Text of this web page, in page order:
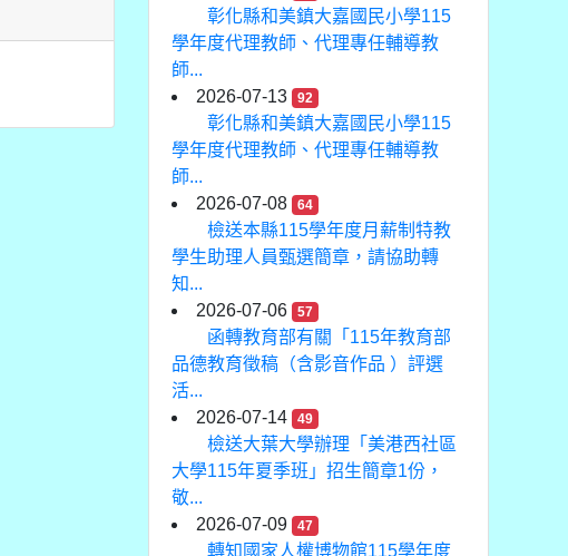
彰化縣和美鎮大嘉國民小學115
學年度代理教師、代理專任輔導教
師...
2026-07-13
92
彰化縣和美鎮大嘉國民小學115
學年度代理教師、代理專任輔導教
師...
2026-07-08
64
檢送本縣115學年度月薪制特教
學生助理人員甄選簡章，請協助轉
知...
2026-07-06
57
函轉教育部有關「115年教育部
品德教育徵稿（含影音作品 ）評選
活...
2026-07-14
49
檢送大葉大學辦理「美港西社區
大學115年夏季班」招生簡章1份，
敬...
2026-07-09
47
轉知國家人權博物館115學年度